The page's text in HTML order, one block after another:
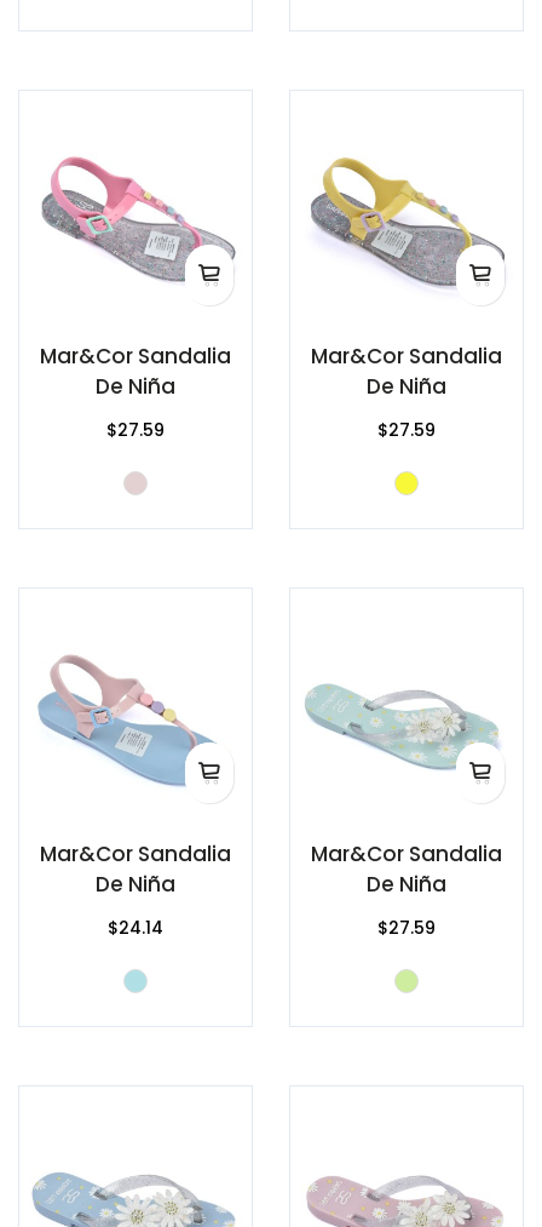
Mar&Cor Sandalia
De Niña
$27.59
Mar&Cor Sandalia
De Niña
$27.59
Mar&Cor Sandalia
De Niña
$24.14
Mar&Cor Sandalia
De Niña
$27.59